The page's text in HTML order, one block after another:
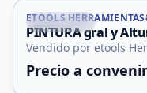
La Punta
Servicio
ETOOLS
PINTURA gral y
Vendido por etools
Precio a convenir